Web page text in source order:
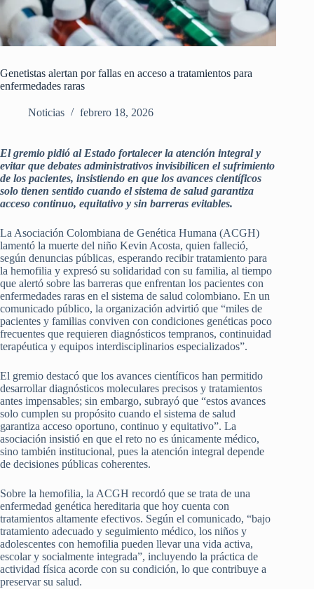
Genetistas alertan por fallas en acceso a tratamientos para
enfermedades raras
Noticias febrero 18, 2026
El gremio pidió al Estado fortalecer la atención integral y
evitar que debates administrativos invisibilicen el sufrimiento
de los pacientes, insistiendo en que los avances científicos
solo tienen sentido cuando el sistema de salud garantiza
acceso continuo, equitativo y sin barreras evitables.
La Asociación Colombiana de Genética Humana (ACGH)
lamentó la muerte del niño Kevin Acosta, quien falleció,
según denuncias públicas, esperando recibir tratamiento para
la hemofilia y expresó su solidaridad con su familia, al tiempo
que alertó sobre las barreras que enfrentan los pacientes con
enfermedades raras en el sistema de salud colombiano. En un
comunicado público, la organización advirtió que “miles de
pacientes y familias conviven con condiciones genéticas poco
frecuentes que requieren diagnósticos tempranos, continuidad
terapéutica y equipos interdisciplinarios especializados”.
El gremio destacó que los avances científicos han permitido
desarrollar diagnósticos moleculares precisos y tratamientos
antes impensables; sin embargo, subrayó que “estos avances
solo cumplen su propósito cuando el sistema de salud
garantiza acceso oportuno, continuo y equitativo”. La
asociación insistió en que el reto no es únicamente médico,
sino también institucional, pues la atención integral depende
de decisiones públicas coherentes.
Sobre la hemofilia, la ACGH recordó que se trata de una
enfermedad genética hereditaria que hoy cuenta con
tratamientos altamente efectivos. Según el comunicado, “bajo
tratamiento adecuado y seguimiento médico, los niños y
adolescentes con hemofilia pueden llevar una vida activa,
escolar y socialmente integrada”, incluyendo la práctica de
actividad física acorde con su condición, lo que contribuye a
preservar su salud.